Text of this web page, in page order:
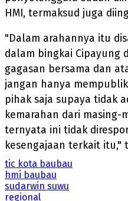
HMI, termaksud juga
"Dalam arahannya itu
dalam bingkai Cipayung
gagasan bersama dan
jangan hanya
pihak saja supaya tidak
kemarahan dari masing-
ternyata ini tidak
kesengajaan terkait itu,"
tic kota baubau
hmi baubau
sudarwin suwu
regional